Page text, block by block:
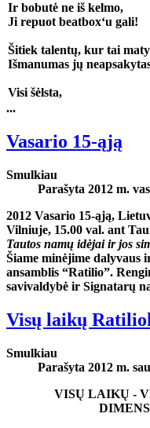
Ir bobutė ne iš kelmo,
Ji repuot beatbox‘u gali!
Šitiek talentų, kur tai
Išmanumas jų
Visi šėlsta,
...
Vasario 15-ąją
Smulkiau
Parašyta 2012 m.
2012 Vasario 15-ąją,
Vilniuje, 15.00 val. ant
Tautos namų idėjai ir jos
Šiame minėjime dalyvaus
ansamblis “Ratilio”.
savivaldybė ir Signatarų
Visų laikų
Smulkiau
Parašyta 2012 m.
VISŲ LAIKŲ -